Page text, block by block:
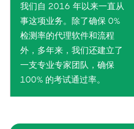
我们自 2016 年以来一直从
事这项业务。除了确保 0%
检测率的代理软件和流程
外，多年来，我们还建立了
一支专业专家团队，确保
100% 的考试通过率。